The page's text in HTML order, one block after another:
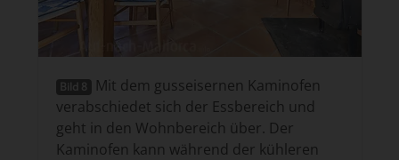
Bild 8
Mit dem gusseisernen Kaminofen
verabschiedet sich der Essbereich und
geht in den Wohnbereich über. Der
Kaminofen kann während der kühleren